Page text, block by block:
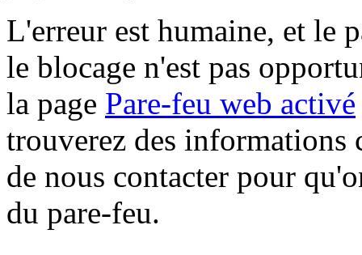
L'erreur est humaine, et le
le blocage n'est pas
la page Pare-feu web activé
trouverez des informations
de nous contacter pour
du pare-feu.